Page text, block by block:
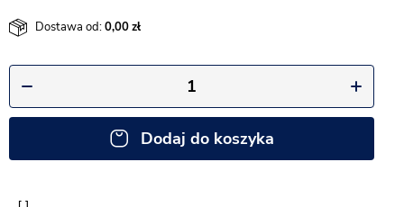
Dostawa od:0,00
Dodaj do koszyka